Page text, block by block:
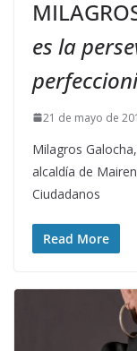
es la
21 de mayo de
Milagros
alcaldía de
Ciudadanos
Read More